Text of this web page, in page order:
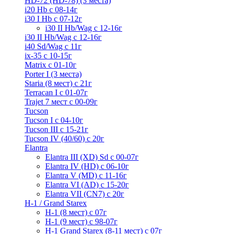
i20 Hb с 08-14г
i30 I Hb с 07-12г
i30 II Hb/Wag с 12-16г
i30 II Hb/Wag с 12-16г
i40 Sd/Wag с 11г
ix-35 с 10-15г
Matrix с 01-10г
Porter I (3 места)
Staria (8 мест) c 21г
Terracan I c 01-07г
Trajet 7 мест с 00-09г
Tucson
Tucson I c 04-10г
Tucson III с 15-21г
Tucson IV (40/60) с 20г
Elantra
Elantra III (XD) Sd c 00-07г
Elantra IV (HD) с 06-10г
Elantra V (MD) c 11-16г
Elantra VI (AD) с 15-20г
Elantra VII (CN7) с 20г
H-1 / Grand Starex
H-1 (8 мест) c 07г
H-1 (9 мест) c 98-07г
H-1 Grand Starex (8-11 мест) с 07г